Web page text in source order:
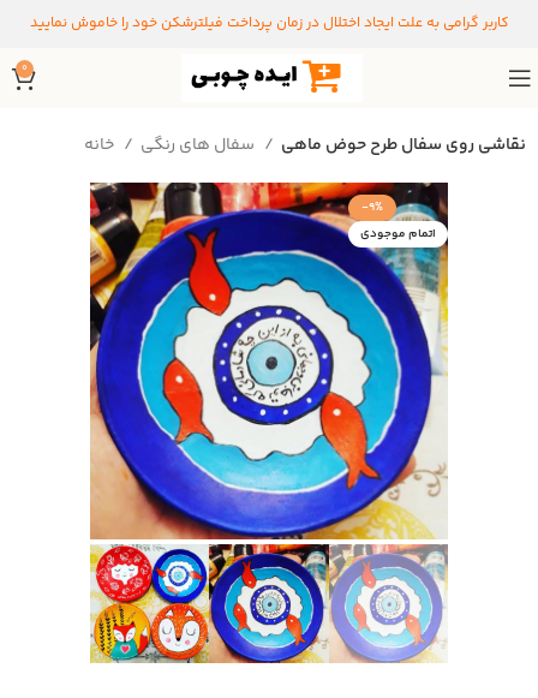
کاربر گرامی به علت ایجاد اختلال در زمان پرداخت فیلترشکن خود را خاموش نمایید
0
خانه نقاشی روی سفال طرح حوض ماهی
-9%
اتمام موجودی